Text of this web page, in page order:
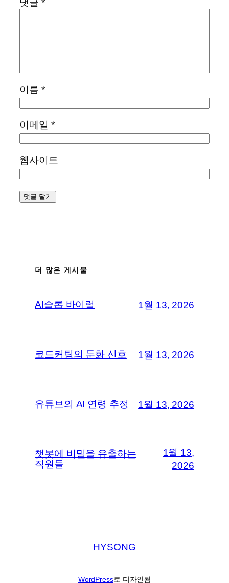
댓글 *
이름 *
이메일 *
웹사이트
더 많은 게시물
AI슬롭 바이럴 1월 13, 2026
코드커팅의 둔화 신호 1월 13, 2026
유튜브의 AI 연령 추정 1월 13, 2026
챗봇에 비밀을 유출하는
직원들
1월 13,
2026
HYSONG
WordPress로 디자인됨